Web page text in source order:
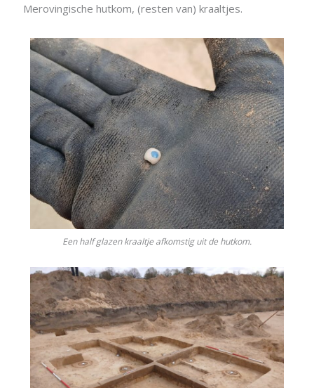
Merovingische hutkom, (resten van) kraaltjes.
Een half glazen kraaltje afkomstig uit de hutkom.